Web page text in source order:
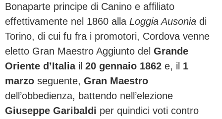
Bonaparte principe di Canino e affiliato
effettivamente nel 1860 alla Loggia Ausonia di
Torino, di cui fu fra i promotori, Cordova venne
eletto Gran Maestro Aggiunto del Grande
Oriente d’Italiail 20 gennaio 1862 e, il 1
marzo seguente, Gran Maestro
dell’obbedienza, battendo nell’elezione
Giuseppe Garibaldi per quindici voti contro